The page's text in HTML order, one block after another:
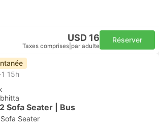
USD 16
Taxes comprises par adulte
Réserver
15h
Sofa Seater | Bus
Seater